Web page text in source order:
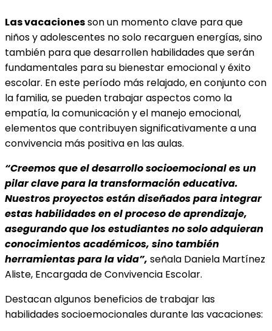
Las vacacionesson un momento clave para que
niños y adolescentes no solo recarguen energías, sino
también para que desarrollen habilidades que serán
fundamentales para su bienestar emocional y éxito
escolar. En este período más relajado, en conjunto con
la familia, se pueden trabajar aspectos como la
empatía, la comunicación y el manejo emocional,
elementos que contribuyen significativamente a una
convivencia más positiva en las aulas.
“Creemos que el desarrollo socioemocional es un
pilar clave para la transformación educativa.
Nuestros proyectos están diseñados para integrar
estas habilidades en el proceso de aprendizaje,
asegurando que los estudiantes no solo adquieran
conocimientos académicos, sino también
herramientas para la vida”, señala Daniela Martínez
Aliste, Encargada de Convivencia Escolar.
Destacan algunos beneficios de trabajar las
habilidades socioemocionales durante las vacaciones: